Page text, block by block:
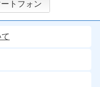
トフォン